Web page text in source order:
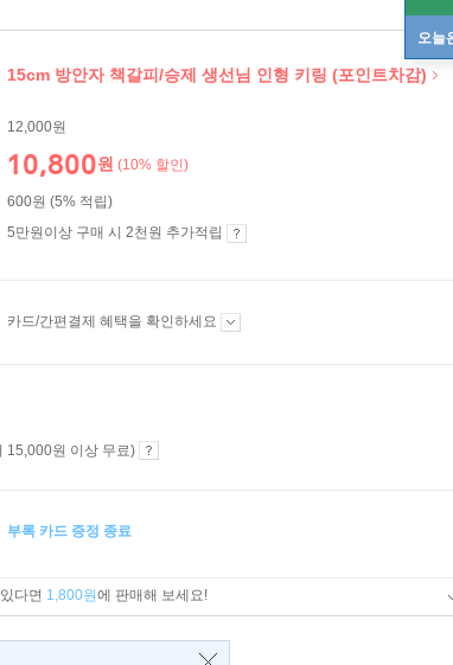
오늘
15cm 방안자 책갈피/승제 생선님 인형 키링 (포인트차감)
12,000원
10,800원 (10% 할인)
600원 (5% 적립)
5만원이상 구매 시 2천원 추가적립
카드/간편결제 혜택을 확인하세요
15,000원 이상 무료)
부록 카드 증정 종료
다면 1,800원에 판매해 보세요!